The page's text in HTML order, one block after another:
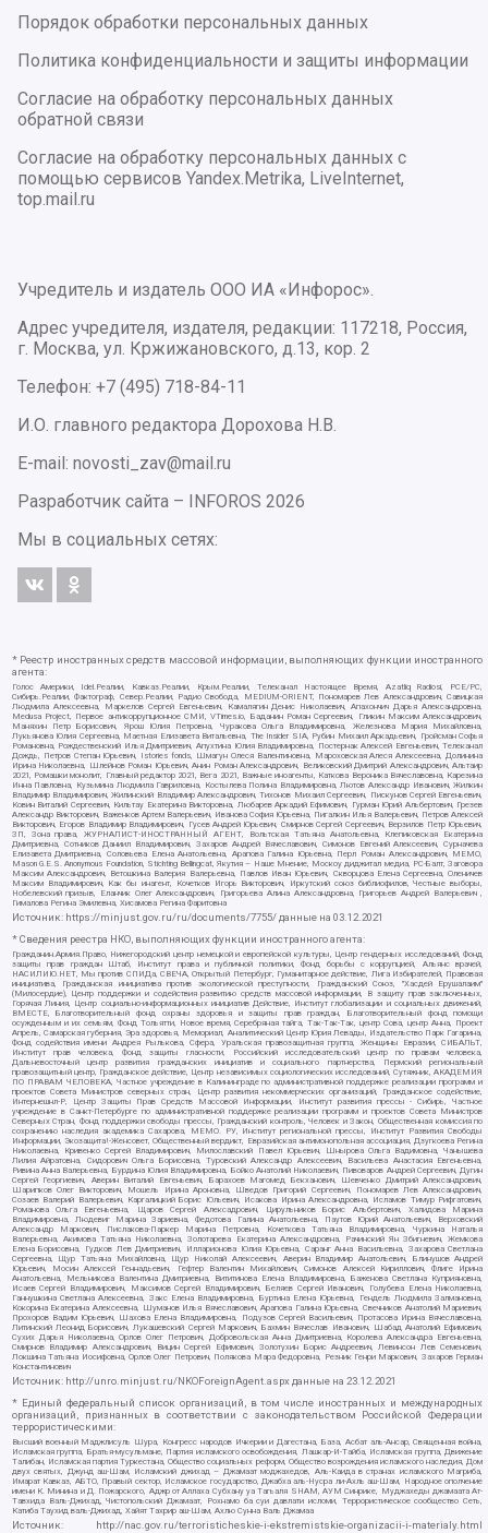
Порядок обработки персональных данных
Политика конфиденциальности и защиты информации
Согласие на обработку персональных данных
обратной связи
Согласие на обработку персональных данных с
помощью сервисов Yandex.Metrika, LiveInternet,
top.mail.ru
Учредитель и издатель ООО ИА «Инфорос».
Адрес учредителя, издателя, редакции: 117218, Россия,
г. Москва, ул. Кржижановского, д.13, кор. 2
Телефон: +7 (495) 718-84-11
И.О. главного редактора Дорохова Н.В.
E-mail: novosti_zav@mail.ru
Разработчик сайта –
INFOROS 2026
Мы в социальных сетях:
* Реестр иностранных средств массовой информации, выполняющих функции иностранного
агента:
Голос Америки, Idel.Реалии, Кавказ.Реалии, Крым.Реалии, Телеканал Настоящее Время, Azatliq Radiosi, PCE/PC,
Сибирь.Реалии, Фактограф, Север.Реалии, Радио Свобода, MEDIUM-ORIENT, Пономарев Лев Александрович, Савицкая
Людмила Алексеевна, Маркелов Сергей Евгеньевич, Камалягин Денис Николаевич, Апахончич Дарья Александровна,
Medusa Project, Первое антикоррупционное СМИ, VTimes.io, Баданин Роман Сергеевич, Гликин Максим Александрович,
Маняхин Петр Борисович, Ярош Юлия Петровна, Чуракова Ольга Владимировна, Железнова Мария Михайловна,
Лукьянова Юлия Сергеевна, Маетная Елизавета Витальевна, The Insider SIA, Рубин Михаил Аркадьевич, Гройсман Софья
Романовна, Рождественский Илья Дмитриевич, Апухтина Юлия Владимировна, Постернак Алексей Евгеньевич, Телеканал
Дождь, Петров Степан Юрьевич, Istories fonds, Шмагун Олеся Валентиновна, Мароховская Алеся Алексеевна, Долинина
Ирина Николаевна, Шлейнов Роман Юрьевич, Анин Роман Александрович, Великовский Дмитрий Александрович, Альтаир
2021, Ромашки монолит, Главный редактор 2021, Вега 2021, Важные иноагенты, Каткова Вероника Вячеславовна, Карезина
Инна Павловна, Кузьмина Людмила Гавриловна, Костылева Полина Владимировна, Лютов Александр Иванович, Жилкин
Владимир Владимирович, Жилинский Владимир Александрович, Тихонов Михаил Сергеевич, Пискунов Сергей Евгеньевич,
Ковин Виталий Сергеевич, Кильтау Екатерина Викторовна, Любарев Аркадий Ефимович, Гурман Юрий Альбертович, Грезев
Александр Викторович, Важенков Артем Валерьевич, Иванова София Юрьевна, Пигалкин Илья Валерьевич, Петров Алексей
Викторович, Егоров Владимир Владимирович, Гусев Андрей Юрьевич, Смирнов Сергей Сергеевич, Верзилов Петр Юрьевич,
ЗП, Зона права, ЖУРНАЛИСТ-ИНОСТРАННЫЙ АГЕНТ, Вольтская Татьяна Анатольевна, Клепиковская Екатерина
Дмитриевна, Сотников Даниил Владимирович, Захаров Андрей Вячеславович, Симонов Евгений Алексеевич, Сурначева
Елизавета Дмитриевна, Соловьева Елена Анатольевна, Арапова Галина Юрьевна, Перл Роман Александрович, МЕМО,
Mason G.E.S. Anonymous Foundation, Stichting Bellingcat, Якутия – Наше Мнение, Москоу диджитал медиа, РС-Балт, Заговора
Максим Александрович, Ветошкина Валерия Валерьевна, Павлов Иван Юрьевич, Скворцова Елена Сергеевна, Оленичев
Максим Владимирович, Как бы инагент, Кочетков Игорь Викторович, Иркутский союз библиофилов, Честные выборы,
Нобелевский призыв, Еланчик Олег Александрович, Григорьева Алина Александровна, Григорьев Андрей Валерьевич ,
Гималова Регина Эмилевна, Хисамова Регина Фаритовна
Источник: https://minjust.gov.ru/ru/documents/7755/данные на 03.12.2021
* Сведения реестра НКО, выполняющих функции иностранного агента:
Гражданин.Армия.Право, Нижегородский центр немецкой и европейской культуры, Центр гендерных исследований, Фонд
защиты прав граждан Штаб, Институт права и публичной политики, Фонд борьбы с коррупцией, Альянс врачей,
НАСИЛИЮ.НЕТ, Мы против СПИДа, СВЕЧА, Открытый Петербург, Гуманитарное действие, Лига Избирателей, Правовая
инициатива, Гражданская инициатива против экологической преступности, Гражданский Союз, "Хасдей Ерушалаим"
(Милосердие), Центр поддержки и содействия развитию средств массовой информации, В защиту прав заключенных,
Горячая Линия, Центр социально-информационных инициатив Действие, Институт глобализации и социальных движений,
ВМЕСТЕ, Благотворительный фонд охраны здоровья и защиты прав граждан, Благотворительный фонд помощи
осужденным и их семьям, Фонд Тольятти, Новое время, Серебряная тайга, Так-Так-Так, центр Сова, центр Анна, Проект
Апрель, Самарская губерния, Эра здоровья, Мемориал, Аналитический Центр Юрия Левады, Издательство Парк Гагарина,
Фонд содействия имени Андрея Рылькова, Сфера, Уральская правозащитная группа, Женщины Евразии, СИБАЛЬТ,
Институт прав человека, Фонд защиты гласности, Российский исследовательский центр по правам человека,
Дальневосточный центр развития гражданских инициатив и социального партнерства, Пермский региональный
правозащитный центр, Гражданское действие, Центр независимых социологических исследований, Сутяжник, АКАДЕМИЯ
ПО ПРАВАМ ЧЕЛОВЕКА, Частное учреждение в Калининграде по административной поддержке реализации программ и
проектов Совета Министров северных стран, Центр развития некоммерческих организаций, Гражданское содействие,
Интернешнл-Р, Центр Защиты Прав Средств Массовой Информации, Институт развития прессы - Сибирь, Частное
учреждение в Санкт-Петербурге по административной поддержке реализации программ и проектов Совета Министров
Северных Стран, Фонд поддержки свободы прессы, Гражданский контроль, Человек и Закон, Общественная комиссия по
сохранению наследия академика Сахарова, МЕМО. РУ, Институт региональной прессы, Институт Развития Свободы
Информации, Экозащита!-Женсовет, Общественный вердикт, Евразийская антимонопольная ассоциация, Дзугкоева Регина
Николаевна, Кривенко Сергей Владимирович, Милославский Павел Юрьевич, Шнырова Ольга Вадимовна, Чанышева
Лилия Айратовна, Сидорович Ольга Борисовна, Туровский Александр Алексеевич, Васильева Анастасия Евгеньевна,
Ривина Анна Валерьевна, Бурдина Юлия Владимировна, Бойко Анатолий Николаевич, Пивоваров Андрей Сергеевич, Дугин
Сергей Георгиевич, Аверин Виталий Евгеньевич, Барахоев Магомед Бекханович, Шевченко Дмитрий Александрович,
Шарипков Олег Викторович, Мошель Ирина Ароновна, Шведов Григорий Сергеевич, Пономарев Лев Александрович,
Созаев Валерий Валерьевич, Каргалицкий Борис Юльевич, Исакова Ирина Александровна, Исламов Тимур Рифгатович,
Романова Ольга Евгеньевна, Щаров Сергей Алексадрович, Цирульников Борис Альбертович, Халидова Марина
Владимировна, Людевиг Марина Зариевна, Федотова Галина Анатольевна, Паутов Юрий Анатольевич, Верховский
Александр Маркович, Пислакова-Паркер Марина Петровна, Кочеткова Татьяна Владимировна, Чуркина Наталья
Валерьевна, Акимова Татьяна Николаевна, Золотарева Екатерина Александровна, Рачинский Ян Збигневич, Жемкова
Елена Борисовна, Гудков Лев Дмитриевич, Илларионова Юлия Юрьевна, Саранг Анна Васильевна, Захарова Светлана
Сергеевна, Щур Татьяна Михайловна, Щур Николай Алексеевич, Аверин Владимир Анатольевич, Блинушов Андрей
Юрьевич, Мосин Алексей Геннадьевич, Гефтер Валентин Михайлович, Симонов Алексей Кириллович, Флиге Ирина
Анатольевна, Мельникова Валентина Дмитриевна, Вититинова Елена Владимировна, Баженова Светлана Куприяновна,
Исаев Сергей Владимирович, Максимов Сергей Владимирович, Беляев Сергей Иванович, Голубева Елена Николаевна,
Ганнушкина Светлана Алексеевна, Закс Елена Владимировна, Буртина Елена Юрьевна, Гендель Людмила Залмановна,
Кокорина Екатерина Алексеевна, Шуманов Илья Вячеславович, Арапова Галина Юрьевна, Свечников Анатолий Мариевич,
Прохоров Вадим Юрьевич, Шахова Елена Владимировна, Подузов Сергей Васильевич, Протасова Ирина Вячеславовна,
Литинский Леонид Борисович, Лукашевский Сергей Маркович, Бахмин Вячеслав Иванович, Шабад Анатолий Ефимович,
Сухих Дарья Николаевна, Орлов Олег Петрович, Добровольская Анна Дмитриевна, Королева Александра Евгеньевна,
Смирнов Владимир Александрович, Вицин Сергей Ефимович, Золотухин Борис Андреевич, Левинсон Лев Семенович,
Локшина Татьяна Иосифовна, Орлов Олег Петрович, Полякова Мара Федоровна, Резник Генри Маркович, Захаров Герман
Константинович
Источник: http://unro.minjust.ru/NKOForeignAgent.aspxданные на 23.12.2021
* Единый федеральный список организаций, в том числе иностранных и международных
организаций, признанных в соответствии с законодательством Российской Федерации
террористическими:
Высший военный Маджлисуль Шура, Конгресс народов Ичкерии и Дагестана, База, Асбат аль-Ансар, Священная война,
Исламская группа, Братья-мусульмане, Партия исламского освобождения, Лашкар-И-Тайба, Исламская группа, Движение
Талибан, Исламская партия Туркестана, Общество социальных реформ, Общество возрождения исламского наследия, Дом
двух святых, Джунд аш-Шам, Исламский джихад – Джамаат моджахедов, Аль-Каида в странах исламского Магриба,
Имарат Кавказ, АБТО, Правый сектор, Исламское государство, Джабха аль-Нусра ли-Ахль аш-Шам, Народное ополчение
имени К. Минина и Д. Пожарского, Аджр от Аллаха Субхану уа Тагьаля SHAM, АУМ Синрике, Муджахеды джамаата Ат-
Тавхида Валь-Джихад, Чистопольский Джамаат, Рохнамо ба суи давлати исломи, Террористическое сообщество Сеть,
Катиба Таухид валь-Джихад, Хайят Тахрир аш-Шам, Ахлю Сунна Валь Джамаа
Источник: http://nac.gov.ru/terroristicheskie-i-ekstremistskie-organizacii-i-materialy.html